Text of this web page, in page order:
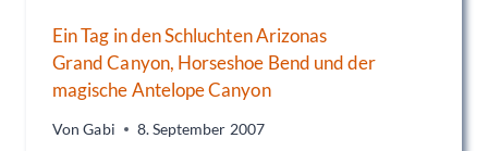
Ein Tag in den Schluchten Arizonas
Grand Canyon, Horseshoe Bend und der
magische Antelope Canyon
Von Gabi 8. September 2007